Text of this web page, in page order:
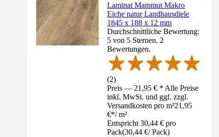
Laminat Mammut Makro
Eiche natur Landhausdiele
1845 x 188 x 12 mm
Durchschnittliche Bewertung:
5 von 5 Sternen. 2
Bewertungen.
(2)
Preis — 21,95 € * Alle Preise
inkl. MwSt. und ggf. zzgl.
Versandkosten pro m²21,95
€*/ m²
Entspricht 30,44 € pro
Pack(30,44 €/ Pack)